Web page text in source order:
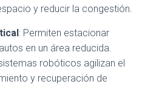
y reducir la congestión.
: Permiten estacionar
en un área reducida.
robóticos agilizan el
y recuperación de